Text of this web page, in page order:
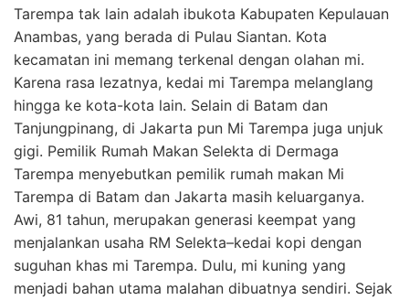
Tarempa tak lain adalah ibukota Kabupaten Kepulauan
Anambas, yang berada di Pulau Siantan. Kota
kecamatan ini memang terkenal dengan olahan mi.
Karena rasa lezatnya, kedai mi Tarempa melanglang
hingga ke kota-kota lain. Selain di Batam dan
Tanjungpinang, di Jakarta pun Mi Tarempa juga unjuk
gigi. Pemilik Rumah Makan Selekta di Dermaga
Tarempa menyebutkan pemilik rumah makan Mi
Tarempa di Batam dan Jakarta masih keluarganya.
Awi, 81 tahun, merupakan generasi keempat yang
menjalankan usaha RM Selekta–kedai kopi dengan
suguhan khas mi Tarempa. Dulu, mi kuning yang
menjadi bahan utama malahan dibuatnya sendiri. Sejak